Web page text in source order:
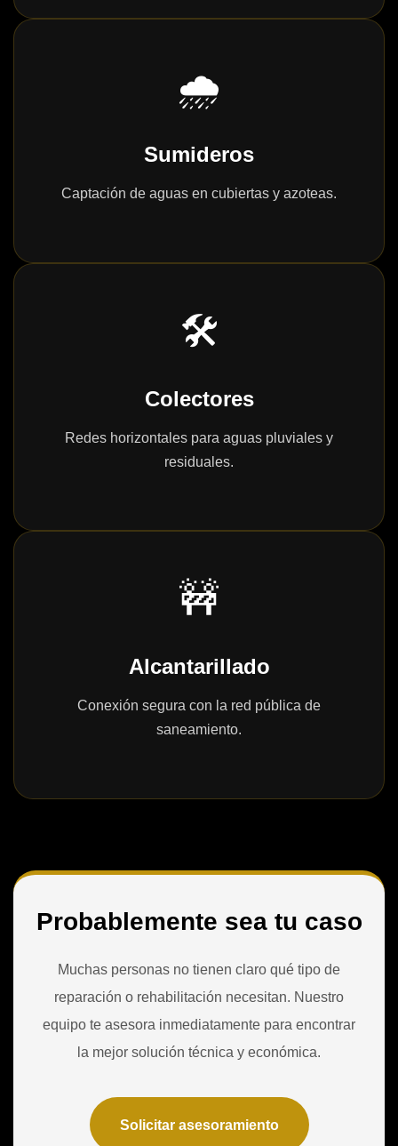
🌧️
Sumideros
Captación de aguas en cubiertas y azoteas.
🛠️
Colectores
Redes horizontales para aguas pluviales y
residuales.
🚧
Alcantarillado
Conexión segura con la red pública de
saneamiento.
Probablemente sea tu caso
Muchas personas no tienen claro qué tipo de
reparación o rehabilitación necesitan. Nuestro
equipo te asesora inmediatamente para encontrar
la mejor solución técnica y económica.
Solicitar asesoramiento